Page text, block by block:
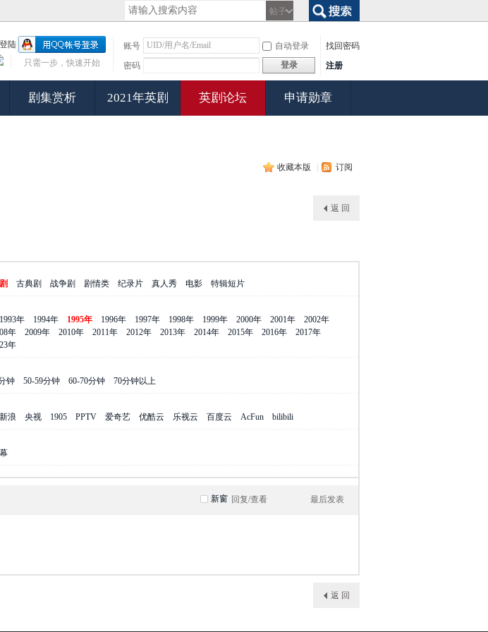
帖子
账号
自动登录
找回密码
密码
登录 注册
只需一步，快速开始
剧集赏析 2021年英剧 英剧论坛 申请勋章
收藏本版 订阅
返 回
古典剧 战争剧 剧情类 纪录片 真人秀 电影 特辑短片
1993年 1994年 1995年 1996年 1997年 1998年 1999年 2000年 2001年
2002年
年 2009年 2010年 2011年 2012年 2013年 2014年 2015年 2016年
2017年
年
钟 50-59分钟 60-70分钟 70分钟以上
新浪 央视 1905 PPTV 爱奇艺 优酷云 乐视云 百度云 AcFun bilibili
新窗 回复/查看 最后发表
返 回